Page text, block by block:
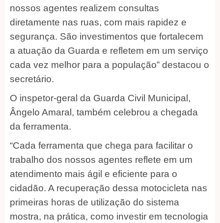
nossos agentes realizem consultas
diretamente nas ruas, com mais rapidez e
segurança. São investimentos que fortalecem
a atuação da Guarda e refletem em um serviço
cada vez melhor para a população” destacou o
secretário.
O inspetor-geral da Guarda Civil Municipal,
Ângelo Amaral, também celebrou a chegada
da ferramenta.
“Cada ferramenta que chega para facilitar o
trabalho dos nossos agentes reflete em um
atendimento mais ágil e eficiente para o
cidadão. A recuperação dessa motocicleta nas
primeiras horas de utilização do sistema
mostra, na prática, como investir em tecnologia